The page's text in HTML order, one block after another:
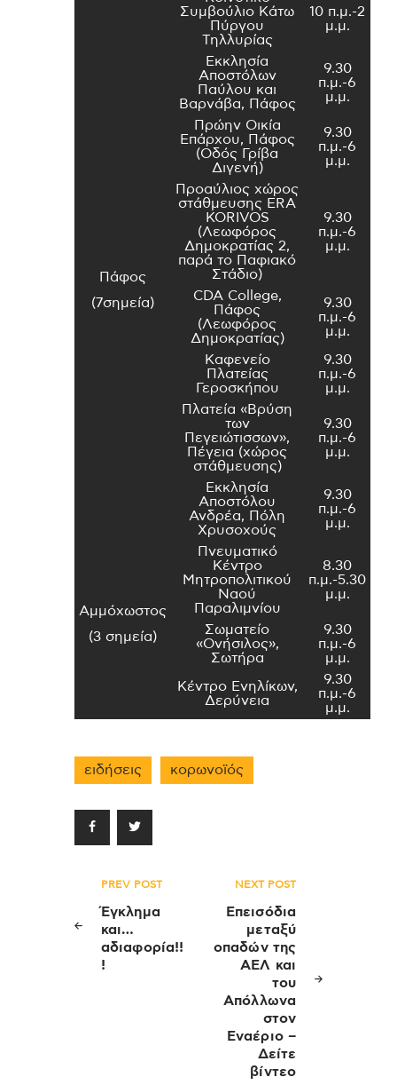
Συμβούλιο Κάτω
Πύργου
Τηλλυρίας
10 π.μ.-2
μ.μ.
Πάφος
(7σημεία)
Εκκλησία
Αποστόλων
Παύλου και
Βαρνάβα, Πάφος
9.30
π.μ.-6
μ.μ.
Πρώην Οικία
Επάρχου, Πάφος
(Οδός Γρίβα
Διγενή)
9.30
π.μ.-6
μ.μ.
Προαύλιος χώρος
στάθμευσης ERA
KORIVOS
(Λεωφόρος
Δημοκρατίας 2,
παρά το Παφιακό
Στάδιο)
9.30
π.μ.-6
μ.μ.
CDA College,
Πάφος
(Λεωφόρος
Δημοκρατίας)
9.30
π.μ.-6
μ.μ.
Καφενείο
Πλατείας
Γεροσκήπου
9.30
π.μ.-6
μ.μ.
Πλατεία «Βρύση
των
Πεγειώτισσων»,
Πέγεια (χώρος
στάθμευσης)
9.30
π.μ.-6
μ.μ.
Εκκλησία
Αποστόλου
Ανδρέα, Πόλη
Χρυσοχούς
9.30
π.μ.-6
μ.μ.
Αμμόχωστος
(3 σημεία)
Πνευματικό
Κέντρο
Μητροπολιτικού
Ναού
Παραλιμνίου
8.30
π.μ.-5.30
μ.μ.
Σωματείο
«Ονήσιλος»,
Σωτήρα
9.30
π.μ.-6
μ.μ.
Κέντρο Ενηλίκων,
Δερύνεια
9.30
π.μ.-6
μ.μ.
ειδήσεις κορωνοϊός
Πλοήγηση
άρθρων
PREV POST
Έγκλημα
και…
αδιαφορία!!
!
NEXT POST
Επεισόδια
μεταξύ
οπαδών της
ΑΕΛ και
του
Απόλλωνα
στον
Εναέριο –
Δείτε
βίντεο